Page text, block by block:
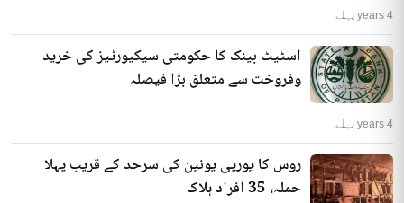
4 years پہلے
اسٹیٹ بینک کا حکومتی سیکیورٹیز کی خرید
وفروخت سے متعلق بڑا فیصلہ
4 years پہلے
روس کا یورپی یونین کی سرحد کے قریب پہلا
حملہ، 35 افراد ہلاک